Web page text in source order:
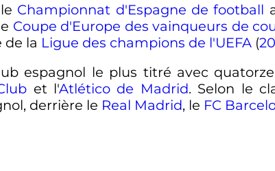
Championnat d'Espagne de football
Coupe d'Europe des vainqueurs de
de la Ligue des champions de l'UEFA(
espagnol le plus titré avec
et l'Atlético de Madrid. Selon le
derrière le Real Madrid, le FC